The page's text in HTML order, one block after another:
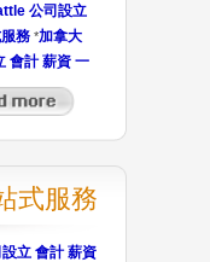
公司設立
務 *加拿大
會計 薪資 一
式服務
立 會計 薪資